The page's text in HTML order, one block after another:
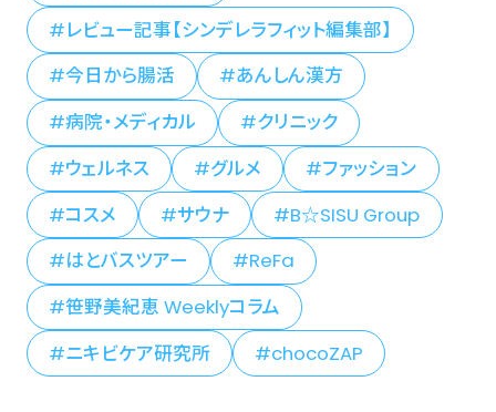
レビュー記事【シンデレラフィット編集部】
今日から腸活
あんしん漢方
病院・メディカル
クリニック
ウェルネス
グルメ
ファッション
コスメ
サウナ
B☆SISU Group
はとバスツアー
ReFa
笹野美紀恵 Weeklyコラム
ニキビケア研究所
chocoZAP